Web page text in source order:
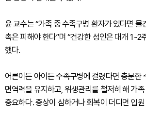
윤 교수는 “가족 중 수족구병 환자가 있다면 물
촉은 피해야 한다”며 “건강한 성인은 대개 1~2
했다.
어른이든 아이든 수족구병에 걸렸다면 충분한
면역력을 유지하고, 위생관리를 철저히 해 가
중요하다. 증상이 심하거나 회복이 더디면 입